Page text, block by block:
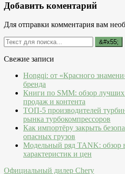
Добавить коментарий
Для отправки комментария вам
Свежие записи
Hongqi: от «Красного
бренда
Книги по SMM: обзор лучших
продаж и контента
ТОП-5 производителей
рынка турбокомпрессоров
Как импортёру закрыть
опасных грузов
Модельный ряд TANK: обзор
характеристик и цен
Официальный дилер Chery